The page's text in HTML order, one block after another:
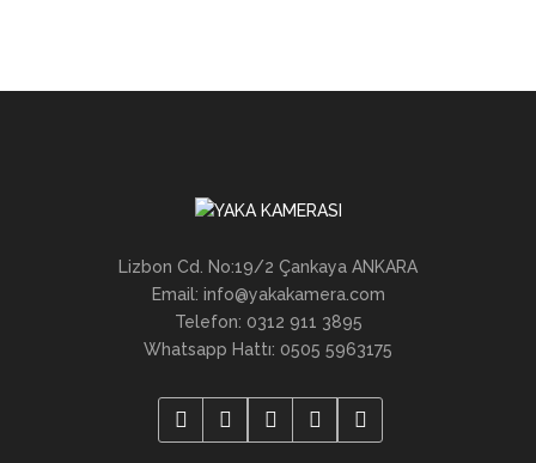
Lizbon Cd. No:19/2 Çankaya ANKARA
Email: info@yakakamera.com
Telefon: 0312 911 3895
Whatsapp Hattı: 0505 5963175